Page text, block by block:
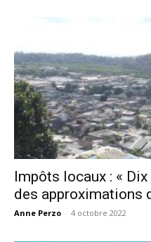
Impôts locaux : «
des approximations
Anne Perzo - 4 octobre 2022